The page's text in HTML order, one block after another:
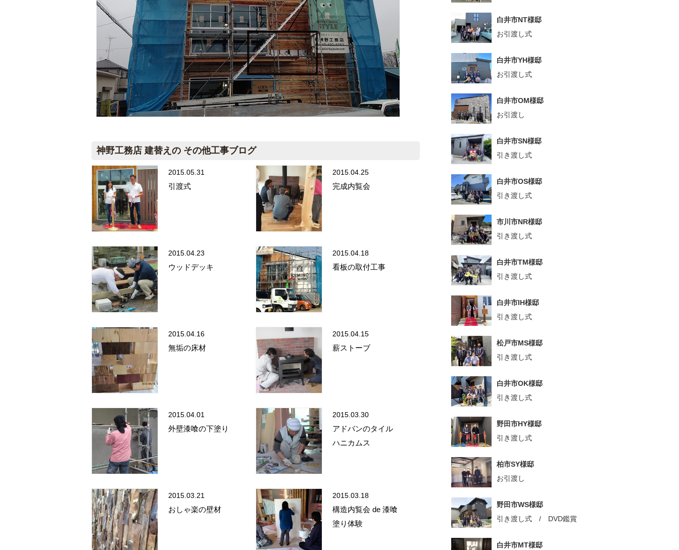
神野工務店 建替えの その他工事ブログ
2015.05.31
引渡式
2015.04.25
完成内覧会
2015.04.23
ウッドデッキ
2015.04.18
看板の取付工事
2015.04.16
無垢の床材
2015.04.15
薪ストーブ
2015.04.01
外壁漆喰の下塗り
2015.03.30
アドバンのタイル
ハニカムス
2015.03.21
おしゃ楽の壁材
2015.03.18
構造内覧会 de 漆喰
塗り体験
白井市NT様邸
お引渡し式
白井市YH様邸
お引渡し式
白井市OM様邸
お引渡し
白井市SN様邸
引き渡し式
白井市OS様邸
引き渡し式
市川市NR様邸
引き渡し式
白井市TM様邸
引き渡し式
白井市IH様邸
引き渡し式
松戸市MS様邸
引き渡し式
白井市OK様邸
引き渡し式
野田市HY様邸
引き渡し式
柏市SY様邸
お引渡し
野田市WS様邸
引き渡し式 / DVD鑑賞
白井市MT様邸